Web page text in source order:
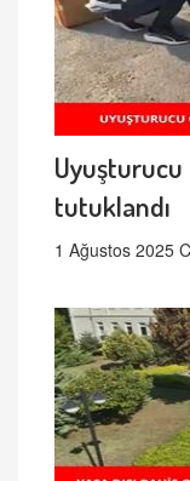
Uyuşturucu
tutuklandı
1 Ağustos 2025